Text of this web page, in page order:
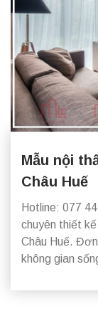
Mẫu nội
Châu Huế
Hotline: 077
chuyên thiết
Châu Huế.
không gian